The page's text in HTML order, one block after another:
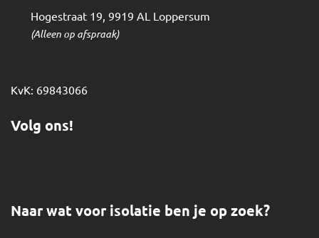
Hogestraat 19, 9919 AL Loppersum
(Alleen op afspraak)
KvK: 69843066
Volg ons!
Naar wat voor isolatie ben je op zoek?